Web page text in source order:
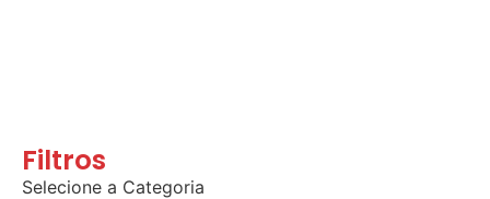
Filtros
Selecione a Categoria